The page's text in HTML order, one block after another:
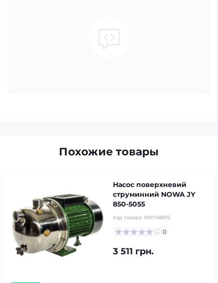
Похожие товары
Насос поверхневий
струминний NOWA JY
850-5055
Код товара: NW148876
0
3 511 грн.